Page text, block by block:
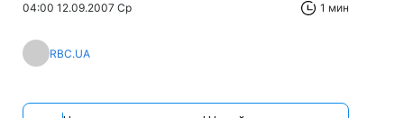
04:00 12.09.2007 Ср 1 мин
RBC.UA